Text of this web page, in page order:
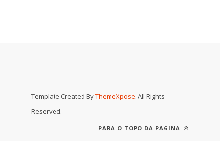
Template Created ByThemeXpose. All Rights
Reserved.
PARA O TOPO DA PÁGINA